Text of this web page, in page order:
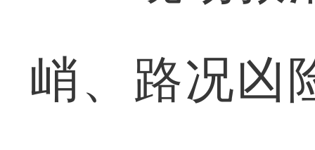
峭、路况凶